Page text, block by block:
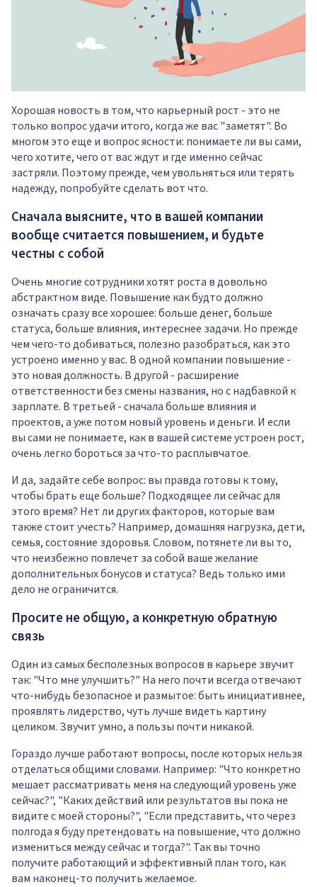
Хорошая новость в том, что карьерный рост - это не
только вопрос удачи итого, когда же вас "заметят". Во
многом это еще и вопрос ясности: понимаете ли вы сами,
чего хотите, чего от вас ждут и где именно сейчас
застряли. Поэтому прежде, чем увольняться или терять
надежду, попробуйте сделать вот что.
Сначала выясните, что в вашей компании
вообще считается повышением, и будьте
честны с собой
Очень многие сотрудники хотят роста в довольно
абстрактном виде. Повышение как будто должно
означать сразу все хорошее: больше денег, больше
статуса, больше влияния, интереснее задачи. Но прежде
чем чего-то добиваться, полезно разобраться, как это
устроено именно у вас. В одной компании повышение -
это новая должность. В другой - расширение
ответственности без смены названия, но с надбавкой к
зарплате. В третьей - сначала больше влияния и
проектов, а уже потом новый уровень и деньги. И если
вы сами не понимаете, как в вашей системе устроен рост,
очень легко бороться за что-то расплывчатое.
И да, задайте себе вопрос: вы правда готовы к тому,
чтобы брать еще больше? Подходящее ли сейчас для
этого время? Нет ли других факторов, которые вам
также стоит учесть? Например, домашняя нагрузка, дети,
семья, состояние здоровья. Словом, потянете ли вы то,
что неизбежно повлечет за собой ваше желание
дополнительных бонусов и статуса? Ведь только ими
дело не ограничится.
Просите не общую, а конкретную обратную
связь
Один из самых бесполезных вопросов в карьере звучит
так: "Что мне улучшить?" На него почти всегда отвечают
что-нибудь безопасное и размытое: быть инициативнее,
проявлять лидерство, чуть лучше видеть картину
целиком. Звучит умно, а пользы почти никакой.
Гораздо лучше работают вопросы, после которых нельзя
отделаться общими словами. Например: "Что конкретно
мешает рассматривать меня на следующий уровень уже
сейчас?", "Каких действий или результатов вы пока не
видите с моей стороны?", "Если представить, что через
полгода я буду претендовать на повышение, что должно
измениться между сейчас и тогда?". Так вы точно
получите работающий и эффективный план того, как
вам наконец-то получить желаемое.